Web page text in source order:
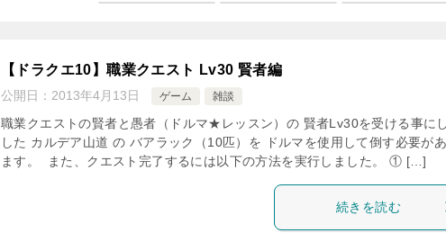
【ドラクエ10】職業クエスト Lv30 賢者編
公開日： 2013年4月13日 ゲーム 雑談
職業クエストの賢者と愚者（ドルマ★レッスン）の 賢者Lv30を受ける事に
した カルデア山道 の バアラック（10匹）を ドルマを使用して倒す必要が
ます。 また、クエスト完了するには以下の方法を実行しました。 ① […]
続きを読む